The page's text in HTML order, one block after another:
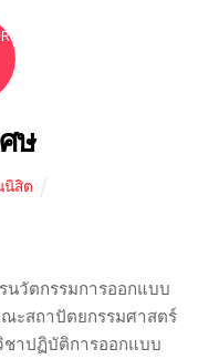
ษ
นิสิต
วัตกรรมการออกแบบ
ะสถาปัตยกรรมศาสตร์
ชาปฏิบัติการออกแบบ